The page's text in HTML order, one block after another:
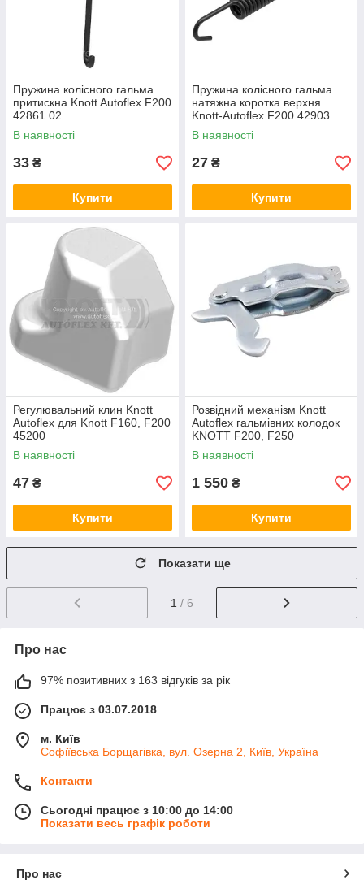
Пружина колісного гальма
притискна Knott Autoflex F200
42861.02
В наявності
33 ₴
Купити
Пружина колісного гальма
натяжна коротка верхня
Knott-Autoflex F200 42903
В наявності
27 ₴
Купити
Регулювальний клин Knott
Autoflex для Knott F160, F200
45200
В наявності
47 ₴
Купити
Розвідний механізм Knott
Autoflex гальмівних колодок
KNOTT F200, F250
6X0107.002 — 45309
В наявності
1 550 ₴
Купити
Показати ще
1 / 6
Про нас
97% позитивних з 163 відгуків за рік
Працює з 03.07.2018
м. Київ
Софіївська Борщагівка, вул. Озерна 2, Київ, Україна
Контакти
Сьогодні працює з 10:00 до 14:00
Показати весь графік роботи
Про нас